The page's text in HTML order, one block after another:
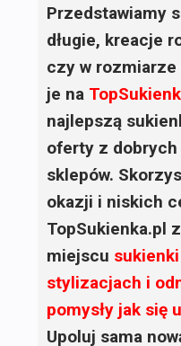
Przedstawiamy
długie, kreacje
czy w
je na
najlepszą
oferty z
sklepów.
okazji i niskich
TopSukienka.pl
miejscu sukienki
stylizacjach i
pomysły jak się
Upoluj sama